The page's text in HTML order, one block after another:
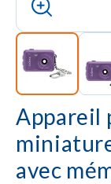
Appareil
avec